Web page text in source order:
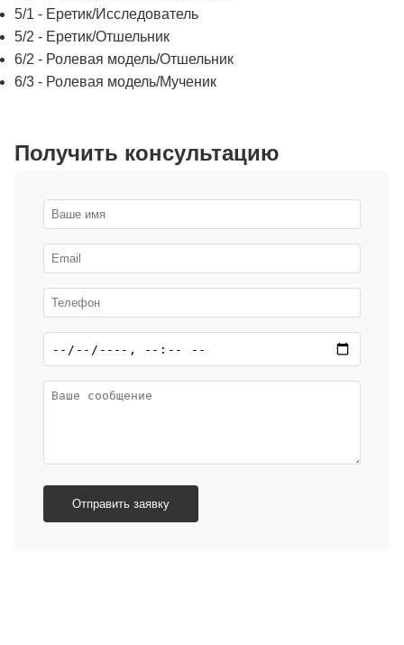
5/1 - Еретик/Исследователь
5/2 - Еретик/Отшельник
6/2 - Ролевая модель/Отшельник
6/3 - Ролевая модель/Мученик
Получить консультацию
Отправить заявку